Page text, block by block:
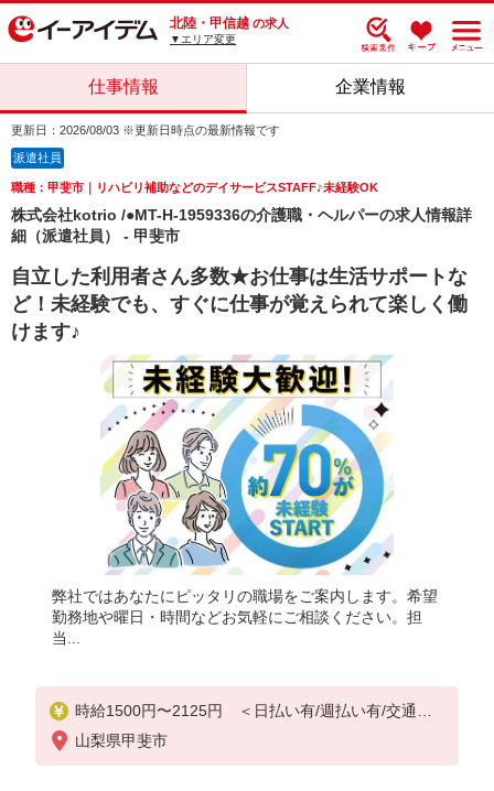
北陸・甲信越 の求人
▼エリア変更
仕事情報 企業情報
更新日：2026/08/03 ※更新日時点の最新情報です
派遣社員
職種：甲斐市｜リハビリ補助などのデイサービスSTAFF♪未経験OK
株式会社kotrio /●MT-H-1959336の介護職・ヘルパーの求人情報詳
細（派遣社員） - 甲斐市
自立した利用者さん多数★お仕事は生活サポートな
ど！未経験でも、すぐに仕事が覚えられて楽しく働
けます♪
弊社ではあなたにピッタリの職場をご案内します。希望
勤務地や曜日・時間などお気軽にご相談ください。担
当...
時給1500円〜2125円 ＜日払い有/週払い有/交通費
全支給(ガソリン代含む)＞
山梨県甲斐市